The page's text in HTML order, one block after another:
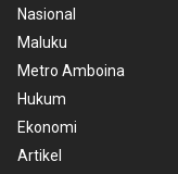
Nasional
Maluku
Metro Amboina
Hukum
Ekonomi
Artikel